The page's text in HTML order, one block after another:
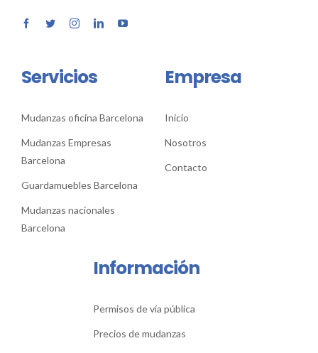
Servicios
Mudanzas oficina Barcelona
Mudanzas Empresas
Barcelona
Guardamuebles Barcelona
Mudanzas nacionales
Barcelona
Empresa
Inicio
Nosotros
Contacto
Información
Permisos de vía pública
Precios de mudanzas